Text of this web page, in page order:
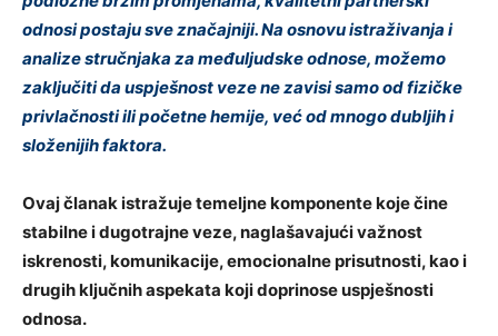
odnosi postaju sve značajniji. Na osnovu istraživanja i
analize stručnjaka za međuljudske odnose, možemo
zaključiti da uspješnost veze ne zavisi samo od fizičke
privlačnosti ili početne hemije, već od mnogo dubljih i
složenijih faktora.
Ovaj članak istražuje temeljne komponente koje čine
stabilne i dugotrajne veze, naglašavajući važnost
iskrenosti, komunikacije, emocionalne prisutnosti, kao i
drugih ključnih aspekata koji doprinose uspješnosti
odnosa.